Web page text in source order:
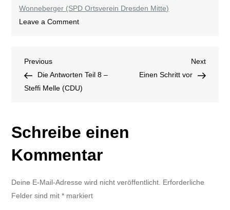
Wonneberger (SPD Ortsverein Dresden Mitte)
Leave a Commenton
9
–
und
Wonneberger
Ortsverein
Dresden
Beitragsnavigation
Previous
Post
Previous
Die Antworten Teil 8 –
Steffi Melle (CDU)
Next
Post
Next
Einen Schritt vor
Schreibe einen
Kommentar
Deine E-Mail-Adresse wird nicht veröffentlicht. Erforderliche
Felder sind mit* markiert